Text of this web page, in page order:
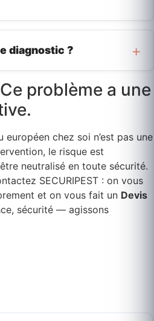
diagnostic ?
problème a une
chez soi n’est pas une
le risque est
neutralisé en toute sécurité.
SECURIPEST : on vous
et on vous fait un Devis
sécurité — agissons